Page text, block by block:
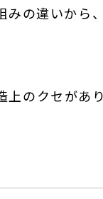
の違いから
のクセがあ